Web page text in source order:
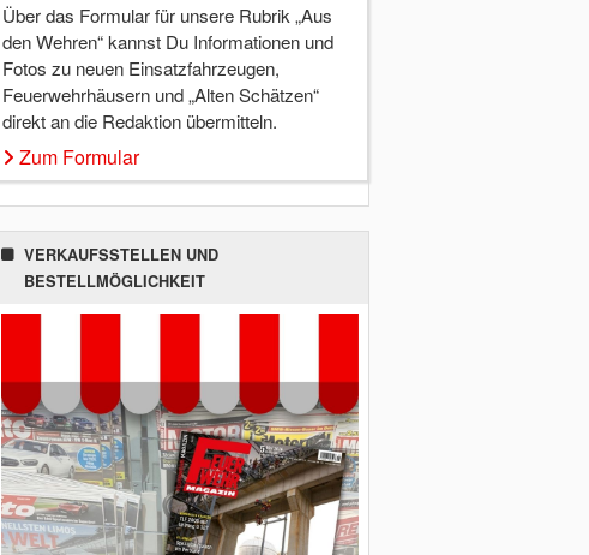
Über das Formular für unsere Rubrik „Aus
den Wehren“ kannst Du Informationen und
Fotos zu neuen Einsatzfahrzeugen,
Feuerwehrhäusern und „Alten Schätzen“
direkt an die Redaktion übermitteln.
Zum Formular
VERKAUFSSTELLEN UND
BESTELLMÖGLICHKEIT